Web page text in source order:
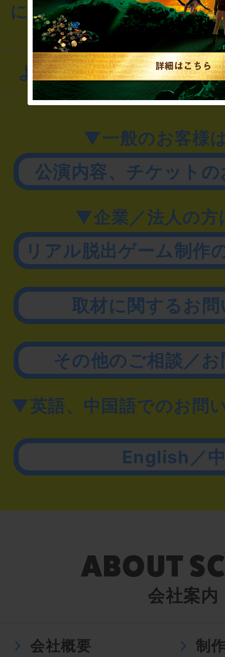
にお問い合わせください
よくあるお問い合わせ
▼一般のお客様
公演内容、チケット
▼企業／法人の方
リアル脱出ゲーム制作
取材に関するお
その他のご相談／
▼英語、中国語でのお問
English／
会社案内
会社概要 制